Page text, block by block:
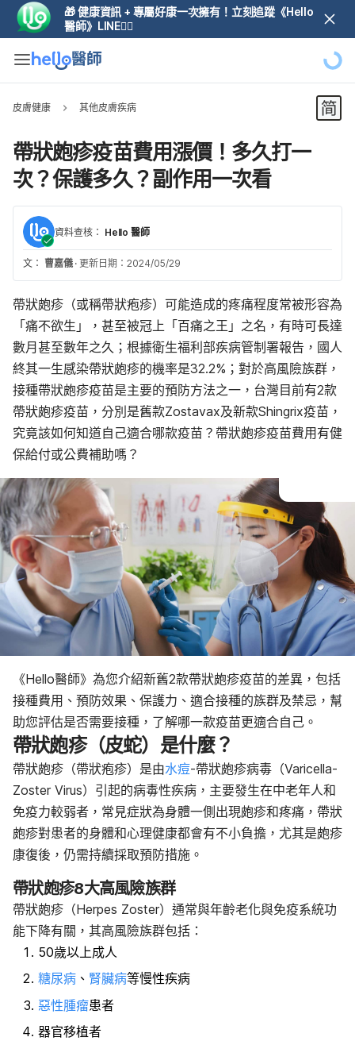
🎁 健康資訊 + 專屬好康一次擁有！立刻追蹤《Hello
醫師》LINE👆🏼
皮膚健康 其他皮膚疾病
帶狀皰疹疫苗費用漲價！多久打一
次？保護多久？副作用一次看
資料查核： Hello 醫師
文： 曹嘉儀 · 更新日期：2024/05/29
帶狀皰疹（或稱帶狀疱疹）可能造成的疼痛程度常被形容為
「痛不欲生」，甚至被冠上「百痛之王」之名，有時可長達
數月甚至數年之久；根據衛生福利部疾病管制署報告，國人
終其一生感染帶狀皰疹的機率是32.2%；對於高風險族群，
接種帶狀皰疹疫苗是主要的預防方法之一，台灣目前有2款
帶狀皰疹疫苗，分別是舊款Zostavax及新款Shingrix疫苗，
究竟該如何知道自己適合哪款疫苗？帶狀皰疹疫苗費用有健
保給付或公費補助嗎？
《Hello醫師》為您介紹新舊2款帶狀皰疹疫苗的差異，包括
接種費用、預防效果、保護力、適合接種的族群及禁忌，幫
助您評估是否需要接種，了解哪一款疫苗更適合自己。
帶狀皰疹（皮蛇）是什麼？
帶狀皰疹（帶狀疱疹）是由水痘-帶狀皰疹病毒（Varicella-
Zoster Virus）引起的病毒性疾病，主要發生在中老年人和
免疫力較弱者，常見症狀為身體一側出現皰疹和疼痛，帶狀
皰疹對患者的身體和心理健康都會有不小負擔，尤其是皰疹
康復後，仍需持續採取預防措施。
帶狀皰疹8大高風險族群
帶狀皰疹（Herpes Zoster）通常與年齡老化與免疫系統功
能下降有關，其高風險族群包括：
50歲以上成人
糖尿病 、 腎臟病等慢性疾病
惡性腫瘤患者
器官移植者